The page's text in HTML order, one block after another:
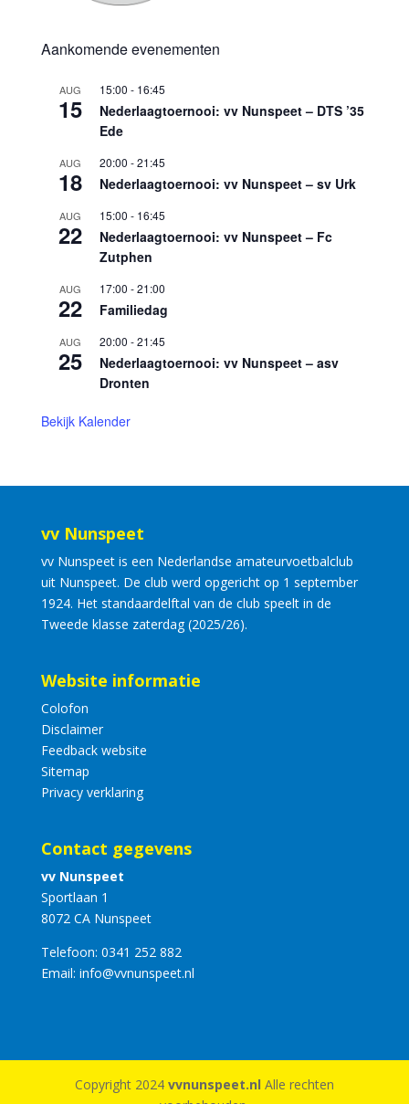
Aankomende evenementen
AUG
15
15:00 - 16:45
Nederlaagtoernooi: vv Nunspeet – DTS ’35
Ede
AUG
18
20:00 -21:45
Nederlaagtoernooi: vv Nunspeet – sv Urk
AUG
22
15:00 - 16:45
Nederlaagtoernooi: vv Nunspeet – Fc
Zutphen
AUG
22
17:00 -21:00
Familiedag
AUG
25
20:00 -21:45
Nederlaagtoernooi: vv Nunspeet – asv
Dronten
Bekijk Kalender
vv Nunspeet
vv Nunspeet is een Nederlandse amateurvoetbalclub
uit Nunspeet. De club werd opgericht op 1 september
1924. Het standaardelftal van de club speelt in de
Tweede klasse zaterdag (2025/26).
Website informatie
Colofon
Disclaimer
Feedback website
Sitemap
Privacy verklaring
Contact gegevens
vv Nunspeet
Sportlaan 1
8072 CA Nunspeet
Telefoon: 0341 252 882
Email: info@vvnunspeet.nl
Copyright 2024 vvnunspeet.nl Alle rechten